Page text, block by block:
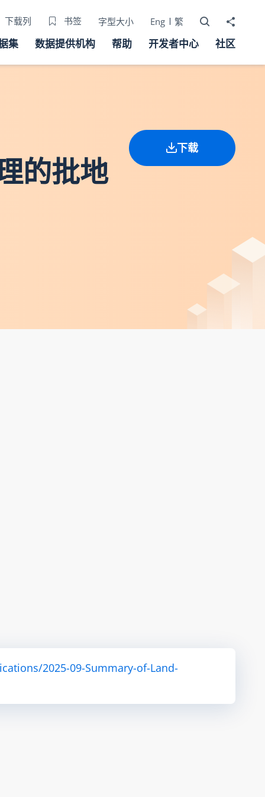
下载列 书签 字型大小 Eng 繁 打开搜寻器
分享至
集 数据提供机构 帮助 开发者中心 社区
的批地
下载
2025-09-Summary-of-Land-